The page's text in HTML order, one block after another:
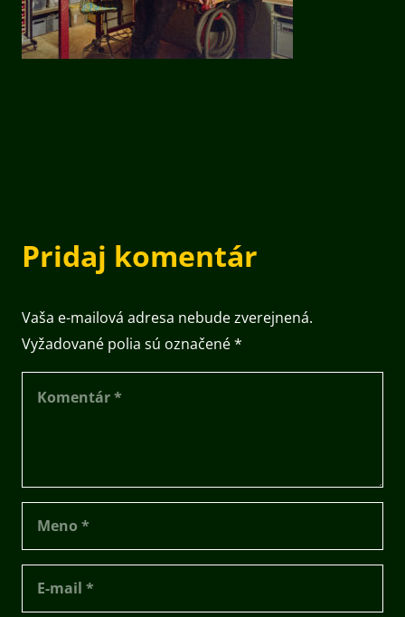
Pridaj komentár
Vaša e-mailová adresa nebude zverejnená.
Vyžadované polia sú označené*